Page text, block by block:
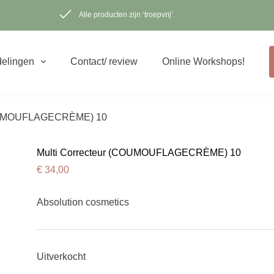
Alle producten zijn ‘troepvrij’.
Contact/ review Online Workshops!
10
Multi Correcteur (COUMOUFLAGECRÈME) 10
€34,00
Absolution cosmetics
Uitverkocht